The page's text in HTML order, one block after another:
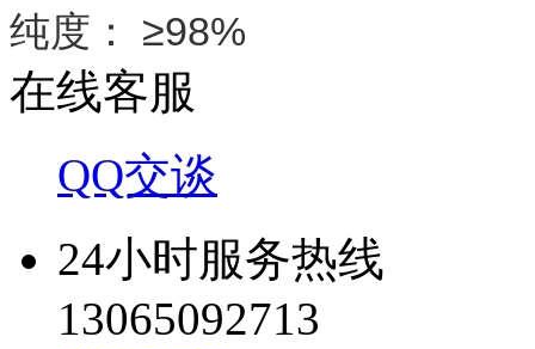
纯度： ≥98%
在线客服
QQ交谈
24小时服务热线
13065092713